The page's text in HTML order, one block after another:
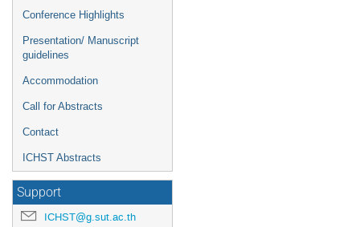
Conference Highlights
Presentation/ Manuscript
guidelines
Accommodation
Call for Abstracts
Contact
ICHST Abstracts
Support
ICHST@g.sut.ac.th